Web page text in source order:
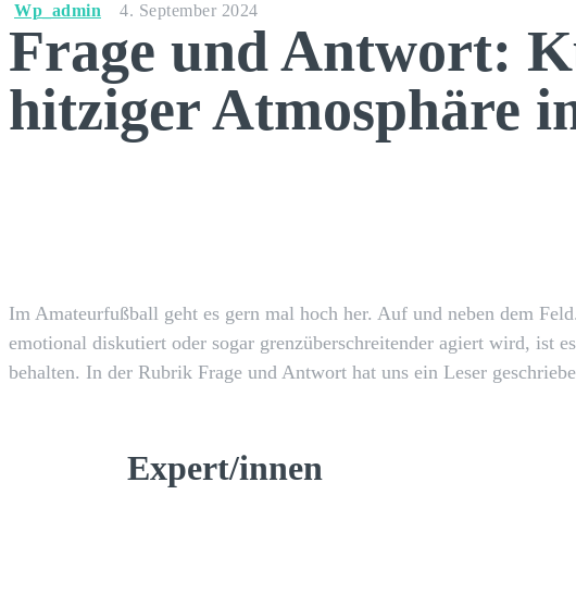
Wp_admin 4. September 2024
Frage und Antwort:
hitziger Atmosphäre
Im Amateurfußball geht es gern mal hoch her. Auf und neben dem
emotional diskutiert oder sogar grenzüberschreitender agiert wird, ist
behalten. In der Rubrik Frage und Antwort hat uns ein Leser
Expert/innen